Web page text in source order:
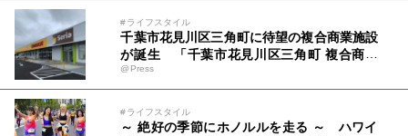
#ライフスタイル
千葉市花見川区三角町に待望の複合商業施設
が誕生 「千葉市花見川区三角町 複合商業
施設」2026年8月6日(木) グランドオープン
@Press
#ライフスタイル
～ 絶好の季節にホノルルを走る ～ ハワイ